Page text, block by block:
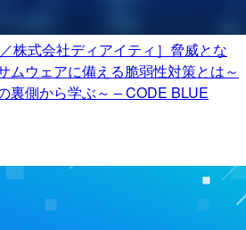
株式会社ディアイティ］脅威とな
ムウェアに備える脆弱性対策とは～
裏側から学ぶ～ – CODE BLUE